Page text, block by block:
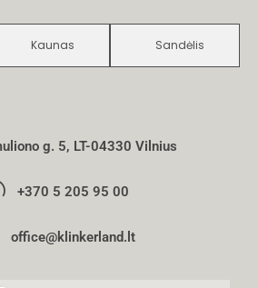
Kaunas Sandėlis
g. 5, LT-04330 Vilnius
+370 5 205 95 00
office@klinkerland.lt